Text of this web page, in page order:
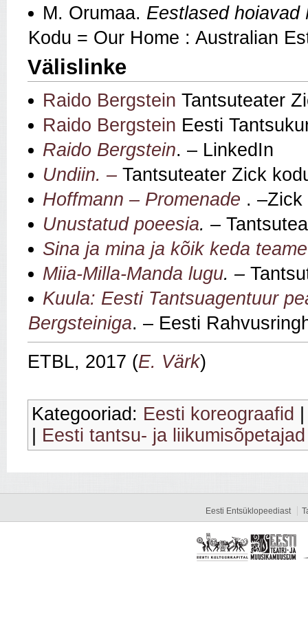
M. Orumaa. Eestlased
Kodu = Our Home : Australian
Välislinke
Raido Bergstein Tantsuteater
Raido Bergstein Eesti
Raido Bergstein. – LinkedIn
Undiin. – Tantsuteater Zick
Hoffmann – Promenade . –Zick
Unustatud poeesia. –
Sina ja mina ja kõik keda teame
Miia-Milla-Manda lugu. –
Kuula: Eesti Tantsuagentuur
Bergsteiniga. – Eesti
ETBL, 2017 (E. Värk)
Kategooriad: Eesti koreograafid
Eesti tantsu- ja liikumisõpetajad
Eesti Entsüklopeediast